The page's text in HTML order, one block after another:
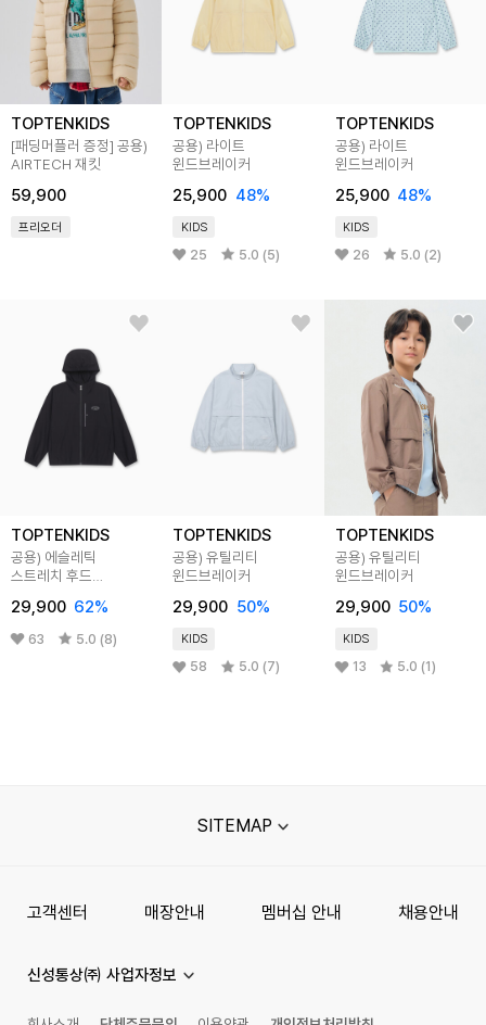
TOPTENKIDS
[패딩머플러 증정] 공용)
AIRTECH 재킷
59,900
프리오더
TOPTENKIDS
공용) 라이트
윈드브레이커
25,900 48%
KIDS
25 5.0 (5)
TOPTENKIDS
공용) 라이트
윈드브레이커
25,900 48%
KIDS
26 5.0 (2)
TOPTENKIDS
공용) 에슬레틱
스트레치 후드
29,900 62%
63 5.0 (8)
TOPTENKIDS
공용) 유틸리티
윈드브레이커
29,900 50%
KIDS
58 5.0 (7)
TOPTENKIDS
공용) 유틸리티
윈드브레이커
29,900 50%
KIDS
13 5.0 (1)
SITEMAP
고객센터 매장안내 멤버십 안내 채용안내
신성통상㈜ 사업자정보